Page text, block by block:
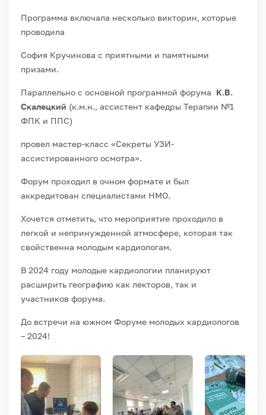
Программа включала несколько викторин, которые
проводила
София Кручинова с приятными и памятными
призами.
Параллельно с основной программой форума К.В.
Скалецкий (к.м.н., ассистент кафедры Терапии №1
ФПК и ППС)
провел мастер-класс «Секреты УЗИ-
ассистированного осмотра».
Форум проходил в очном формате и был
аккредитован специалистами НМО.
Хочется отметить, что мероприятие проходило в
легкой и непринужденной атмосфере, которая так
свойственна молодым кардиологам.
В 2024 году молодые кардиологии планируют
расширить географию как лекторов, так и
участников форума.
До встречи на южном Форуме молодых кардиологов
– 2024!